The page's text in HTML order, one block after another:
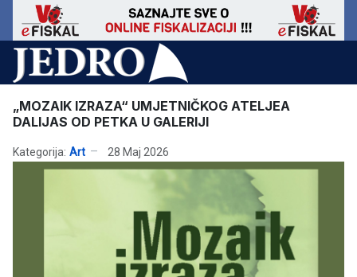
„MOZAIK IZRAZA“ UMJETNIČKOG ATELJEA
DALIJAS OD PETKA U GALERIJI
Kategorija: Art 28 Maj 2026